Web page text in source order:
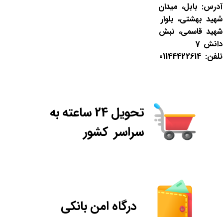
آدرس: بابل، میدان
شهید بهشتی، بلوار
شهید قاسمی، نبش
دانش 7
تلفن: 01144422614
درگاه امن بانکی
تحویل 24 ساعته به
سراسر کشور